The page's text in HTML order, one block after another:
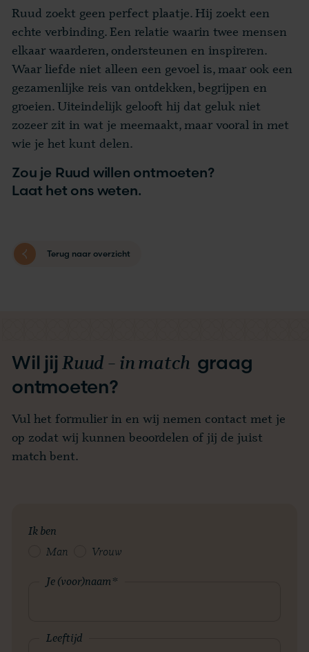
Ruud zoekt geen perfect plaatje. Hij zoekt een
echte verbinding. Een relatie waarin twee mensen
elkaar waarderen, ondersteunen en inspireren.
Waar liefde niet alleen een gevoel is, maar ook een
gezamenlijke reis van ontdekken, begrijpen en
groeien. Uiteindelijk gelooft hij dat geluk niet
zozeer zit in wat je meemaakt, maar vooral in met
wie je het kunt delen.
Zou je Ruud willen ontmoeten?
Laat het ons weten.
Terug naar overzicht
Wil jijRuud – in match graag
ontmoeten?
Vul het formulier in en wij nemen contact met je
op zodat wij kunnen beoordelen of jij de juist
match bent.
Ik ben
Man
Vrouw
Je (voor)naam*
Leeftijd